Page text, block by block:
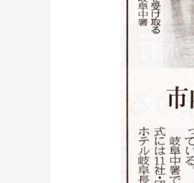
新
掲